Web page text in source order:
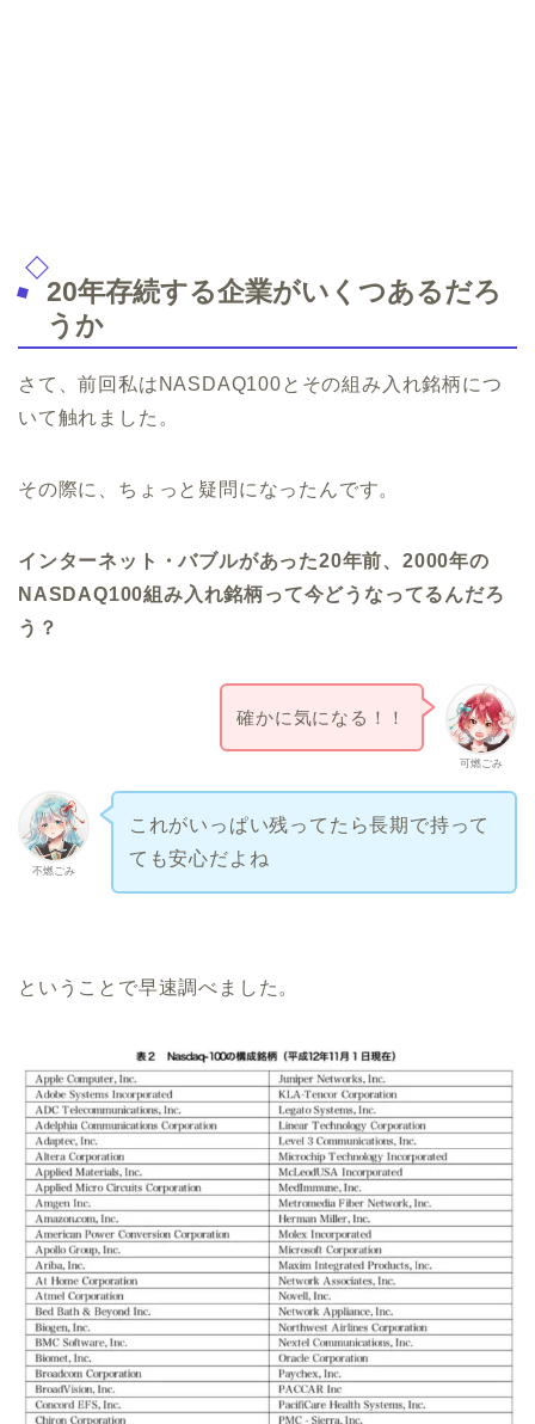
20年存続する企業がいくつあるだろ
うか
さて、前回私はNASDAQ100とその組み入れ銘柄につ
いて触れました。
その際に、ちょっと疑問になったんです。
インターネット・バブルがあった20年前、2000年の
NASDAQ100組み入れ銘柄って今どうなってるんだろ
う？
可燃ごみ
確かに気になる！！
不燃ごみ
これがいっぱい残ってたら長期で持って
ても安心だよね
ということで早速調べました。